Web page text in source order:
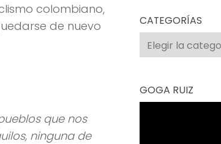
colombiano,
de nuevo
que nos
ninguna de
CATEGORÍAS
Categorías
GOGA RUIZ